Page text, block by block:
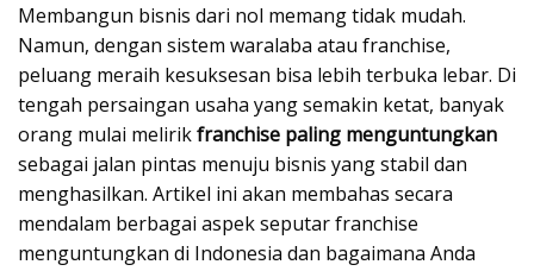
Membangun bisnis dari nol memang tidak mudah.
Namun, dengan sistem waralaba atau franchise,
peluang meraih kesuksesan bisa lebih terbuka lebar. Di
tengah persaingan usaha yang semakin ketat, banyak
orang mulai melirikfranchise paling menguntungkan
sebagai jalan pintas menuju bisnis yang stabil dan
menghasilkan. Artikel ini akan membahas secara
mendalam berbagai aspek seputar franchise
menguntungkan di Indonesia dan bagaimana Anda